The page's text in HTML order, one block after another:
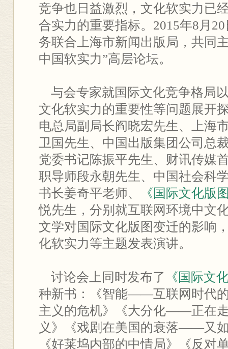
竞争也日益激烈，文化软实力已
合实力的重要指标。2015年8月
务联合上海市新闻出版局，共同
中国软实力”高层论坛。
与会专家就国际文化竞争格局
文化软实力的重要性等问题展开
电总局副局长阎晓宏先生、上海
卫国先生、中国出版集团公司总
党委书记陈振平先生、财讯传媒
职导师段永朝先生、中国社会科
书长姜奇平老师、
《国际文化版
悦先生，分别就互联网环境中文
文学对国际文化版图变迁的影响
化软实力等主题发表演讲。
讨论会上同时发布了
《国际文
种新书：《智能——互联网时代
主义的危机》《大分化——正在
义》《戏剧在美国的衰落——又
《好莱坞内部的中情局》《反